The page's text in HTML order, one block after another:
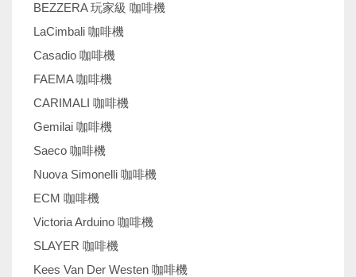
BEZZERA 玩家級 咖啡機
LaCimbali 咖啡機
Casadio 咖啡機
FAEMA 咖啡機
CARIMALI 咖啡機
Gemilai 咖啡機
Saeco 咖啡機
Nuova Simonelli 咖啡機
ECM 咖啡機
Victoria Arduino 咖啡機
SLAYER 咖啡機
Kees Van Der Westen 咖啡機